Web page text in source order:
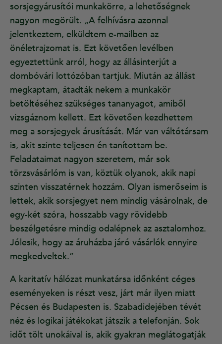
sorsjegyárusítói munkakörre, a lehetőségnek
nagyon megörült. „A felhívásra azonnal
jelentkeztem, elküldtem e-mailben az
önéletrajzomat is. Ezt követően levélben
egyeztettünk arról, hogy az állásinterjút a
dombóvári lottózóban tartjuk. Miután az állást
megkaptam, átadták nekem a munkakör
betöltéséhez szükséges tananyagot, amiből
vizsgáznom kellett. Ezt követően kezdhettem
meg a sorsjegyek árusítását. Már van váltótársam
is, akit szinte teljesen én tanítottam be.
Feladataimat nagyon szeretem, már sok
törzsvásárlóm is van, köztük olyanok, akik napi
szinten visszatérnek hozzám. Olyan ismerőseim is
lettek, akik sorsjegyet nem mindig vásárolnak, de
egy-két szóra, hosszabb vagy rövidebb
beszélgetésre mindig odalépnek az asztalomhoz.
Jólesik, hogy az áruházba járó vásárlók ennyire
megkedveltek.”
A karitatív hálózat munkatársa időnként céges
eseményeken is részt vesz, járt már ilyen miatt
Pécsen és Budapesten is. Szabadidejében tévét
néz és logikai játékokat játszik a telefonján. Sok
időt tölt unokáival is, akik gyakran meglátogatják